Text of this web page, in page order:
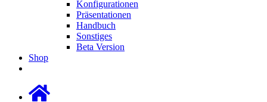
Konfigurationen
Präsentationen
Handbuch
Sonstiges
Beta Version
Shop